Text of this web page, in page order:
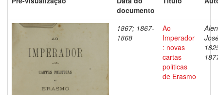
documento
1867; 1867-
1868
Ao
Imperador
: novas
cartas
politicas
de Erasmo